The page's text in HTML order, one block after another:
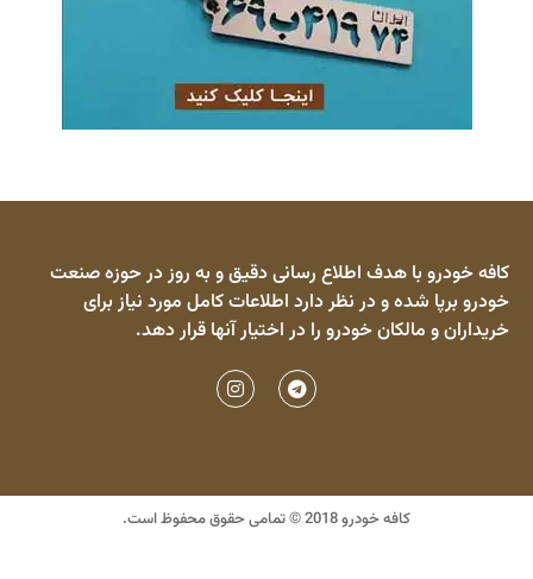
کافه خودرو با هدف اطلاع رسانی دقیق و به روز در حوزه صنعت
خودرو برپا شده و در نظر دارد اطلاعات کامل مورد نیاز برای
خریداران و مالکان خودرو را در اختیار آنها قرار دهد.
کافه خودرو 2018 © تمامی حقوق محفوظ است.